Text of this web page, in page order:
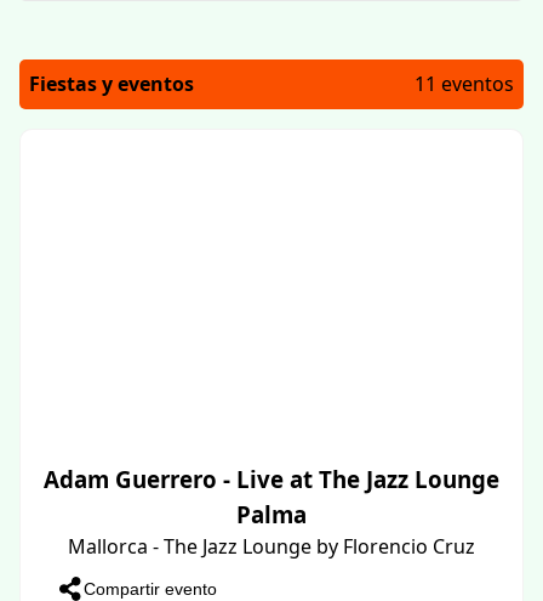
Fiestas y eventos 11 eventos
Adam Guerrero - Live at The Jazz Lounge
Palma
Mallorca - The Jazz Lounge by Florencio Cruz
Compartir evento